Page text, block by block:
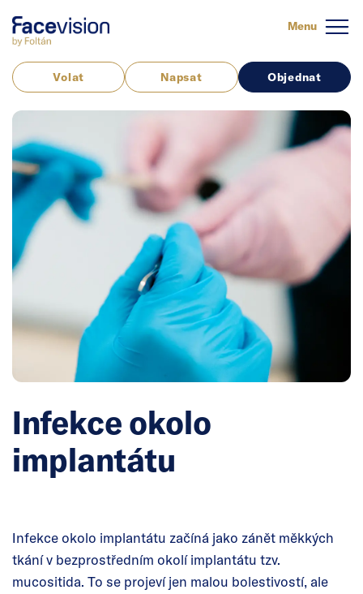
Menu
Volat Napsat Objednat
Infekce okolo
implantátu
Infekce okolo implantátu začíná jako zánět měkkých
tkání v bezprostředním okolí implantátu tzv.
mucositida. To se projeví jen malou bolestivostí, ale